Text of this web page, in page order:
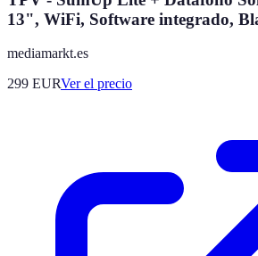
13", WiFi, Software integrado,
mediamarkt.es
299 EURVer el precio